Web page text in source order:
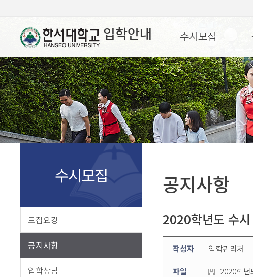
입학안내 수시모집
수시모집
모집요강
공지사항
입학상담
공지사항
2020학년도 수
작성자 입학관리처
파일
2020학